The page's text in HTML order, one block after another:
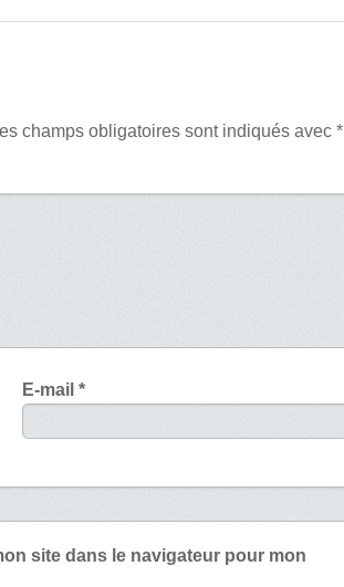
champs obligatoires sont indiqués avec*
E-mail *
site dans le navigateur pour mon